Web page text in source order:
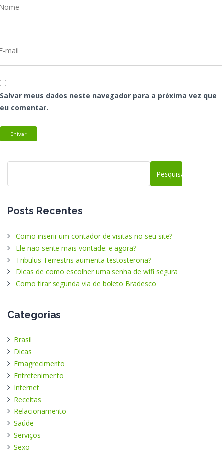
Salvar meus dados neste navegador para a próxima vez que
eu comentar.
Posts Recentes
Como inserir um contador de visitas no seu site?
Ele não sente mais vontade: e agora?
Tribulus Terrestris aumenta testosterona?
Dicas de como escolher uma senha de wifi segura
Como tirar segunda via de boleto Bradesco
Categorias
Brasil
Dicas
Emagrecimento
Entretenimento
Internet
Receitas
Relacionamento
Saúde
Serviços
Sexo